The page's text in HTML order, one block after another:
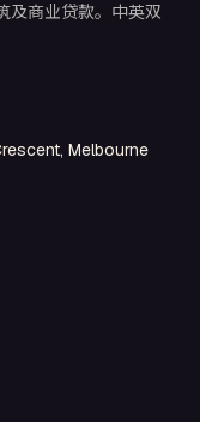
及商业贷款。中英双
Melbourne